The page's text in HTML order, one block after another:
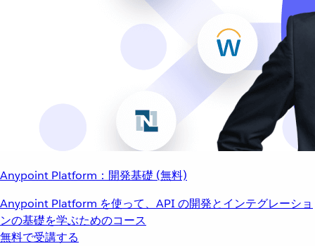
Anypoint Platform：開発基礎 (無料)
Anypoint Platform を使って、API の開発とインテグレーショ
ンの基礎を学ぶためのコース
無料で受講する